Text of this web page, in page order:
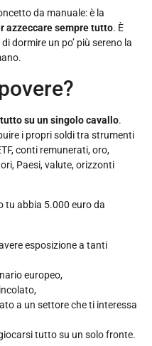
da manuale: è la
azzeccare sempre tutto. È
dormire un po’ più sereno la
su un singolo cavallo.
i propri soldi tra strumenti
conti remunerati, oro,
Paesi, valute, orizzonti
tu abbia 5.000 euro da
esposizione a tanti
europeo,
a un settore che ti interessa
tutto su un solo fronte.